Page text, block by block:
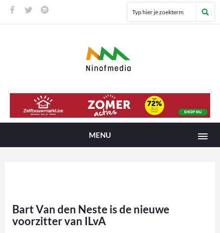
MENU
Bart Van den Neste is de nieuwe
voorzitter van ILvA